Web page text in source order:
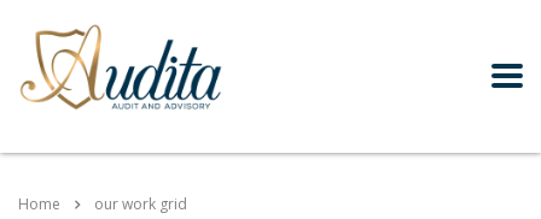
Home our work grid